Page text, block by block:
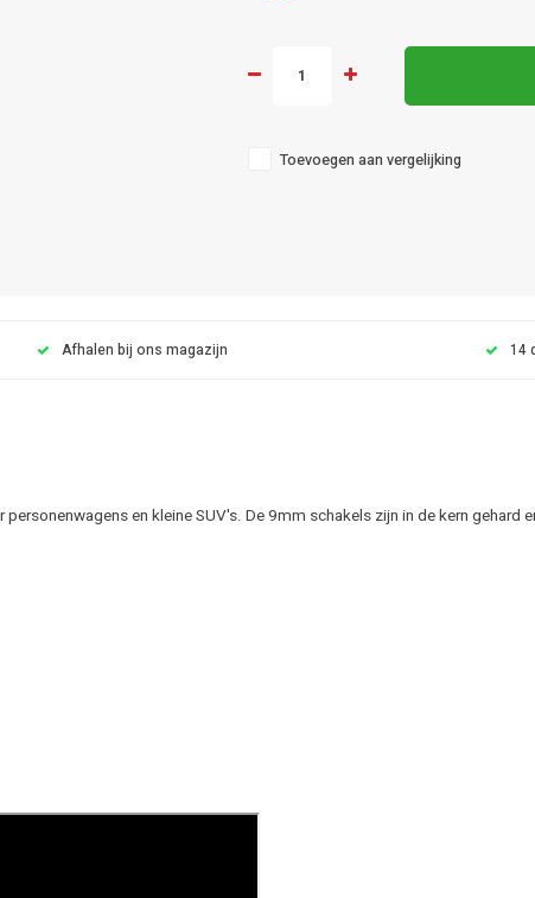
Toevoegen aan vergelijking
Afhalen bij ons magazijn 14
en kleine SUV's. De 9mm schakels zijn in de kern